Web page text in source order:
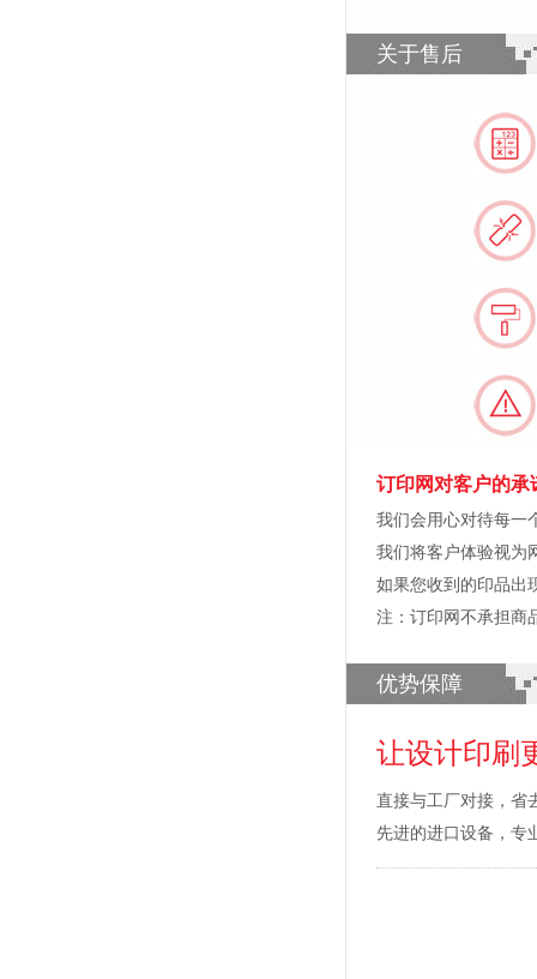
关于售后
订印网对客户的承
我们会用心对待每一
我们将客户体验视为
如果您收到的印品出
注：订印网不承担商
优势保障
让设计印刷
直接与工厂对接，省
先进的进口设备，专